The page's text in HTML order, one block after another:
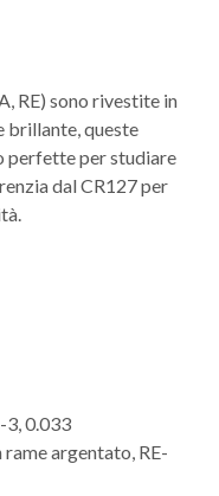
RE) sono rivestite in
brillante, queste
perfette per studiare
dal CR127 per
3, 0.033
argentato, RE-